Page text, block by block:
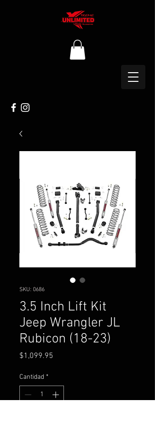
SKU: 0686
3.5 Inch Lift Kit
Jeep Wrangler JL
Rubicon (18-23)
$1,099.95
Cantidad *